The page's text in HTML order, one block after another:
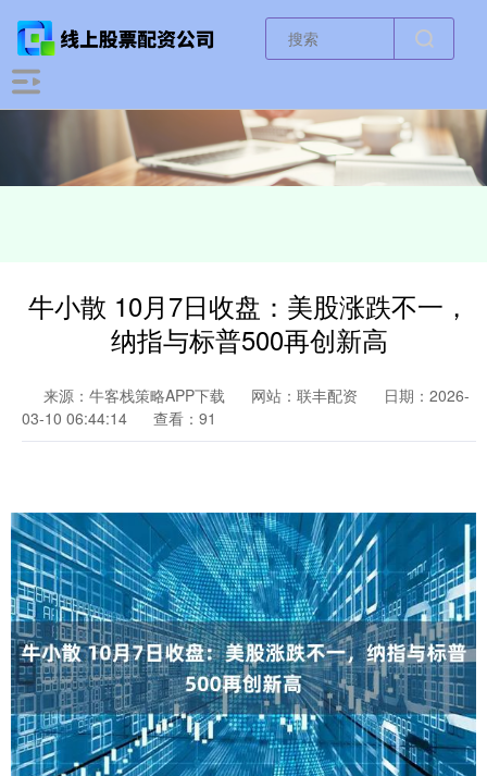
牛小散 10月7日收盘：美股涨跌不一，
纳指与标普500再创新高
来源：牛客栈策略APP下载 网站：联丰配资
日期：2026-
03-10 06:44:14
查看：91